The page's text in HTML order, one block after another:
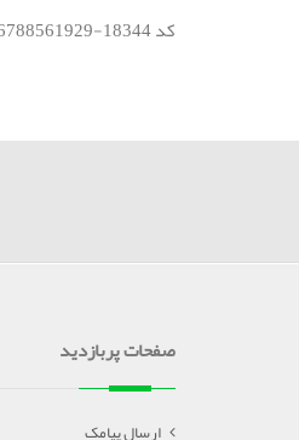
کد BSC : 192188373308392026788561929-18344;
صفحات پربازدید
ارسال پیامک